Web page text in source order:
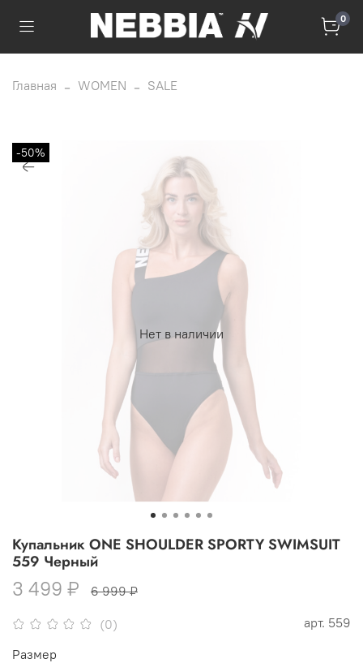
0
Главная WOMEN SALE
Нет в наличии
-50%
(0) арт. 559
Купальник ONE SHOULDER SPORTY SWIMSUIT
559 Черный
3 499 ₽ 6 999 ₽
Размер